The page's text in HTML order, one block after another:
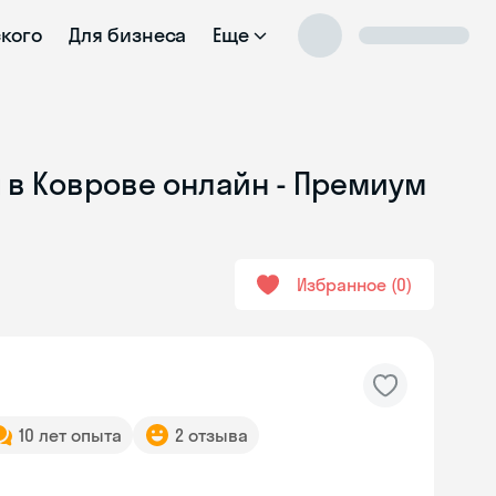
Для бизнеса Еще
в Коврове онлайн - Премиум
Избранное 0
10 лет опыта 2 отзыва